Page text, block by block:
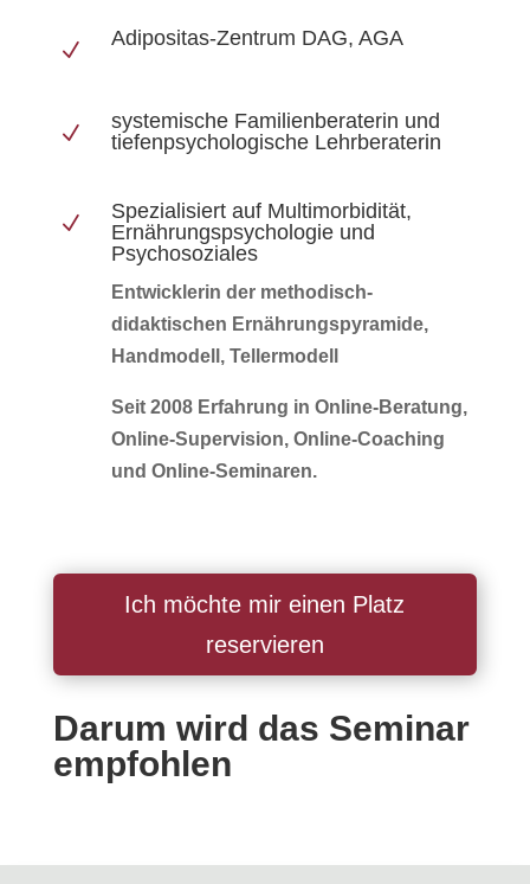
N
Adipositas-Zentrum DAG, AGA
N
systemische Familienberaterin und
tiefenpsychologische Lehrberaterin
N
Spezialisiert auf Multimorbidität,
Ernährungspsychologie und
Psychosoziales
Entwicklerin der methodisch-
didaktischen Ernährungspyramide,
Handmodell, Tellermodell
Seit 2008 Erfahrung in Online-Beratung,
Online-Supervision, Online-Coaching
und Online-Seminaren.
Ich möchte mir einen Platz
reservieren
Darum wird das Seminar
empfohlen